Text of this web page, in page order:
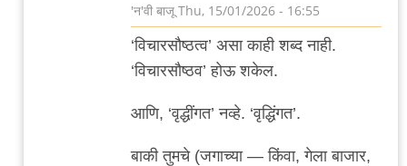
'न'वी बाजूThu, 15/01/2026 - 16:55
In
reply
वार्ताहरांविरुद्ध
माफ
‘विचारसौष्ठत्व’ असा काही शब्द नाही.
‘विचारसौष्ठव’ होऊ शकेल.
आणि, ‘वृद्धींगत’ नव्हे. ‘वृद्धिंगत’.
बाकी तुमचे (जगाच्या — किंवा, गेला बाजार,